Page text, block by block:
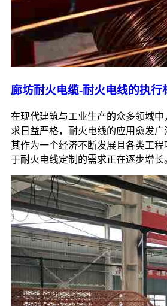
廊坊耐火电缆-耐火电线的执行
在现代建筑与工业生产的众多领域
求日益严格，耐火电线的应用愈发广
其作为一个经济不断发展且各类工
于耐火电线定制的需求正在逐步增长